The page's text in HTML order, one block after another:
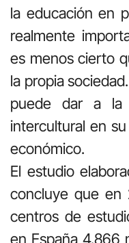
la educación en
realmente
es menos cierto
la propia
puede dar a la
intercultural en
económico.
El estudio
concluye que en
centros de
en España 4.866